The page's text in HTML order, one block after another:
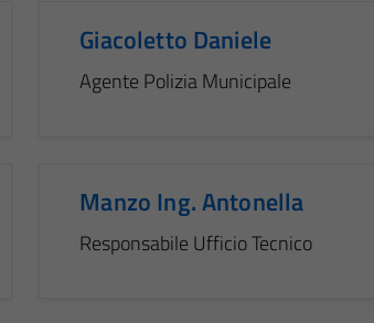
Giacoletto Daniele
Agente Polizia Municipale
Manzo Ing. Antonella
Responsabile Ufficio Tecnico